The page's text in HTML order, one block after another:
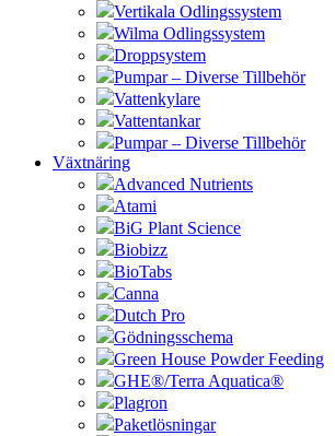
Vertikala Odlingssystem
Wilma Odlingssystem
Droppsystem
Pumpar – Diverse Tillbehör
Vattenkylare
Vattentankar
Pumpar – Diverse Tillbehör
Växtnäring
Advanced Nutrients
Atami
BiG Plant Science
Biobizz
BioTabs
Canna
Dutch Pro
Gödningsschema
Green House Powder Feeding
GHE®/Terra Aquatica®
Plagron
Paketlösningar